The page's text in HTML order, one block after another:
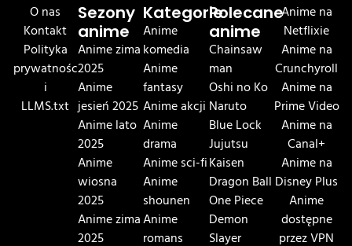
O nas
Kontakt
Polityka
prywatnośc
i
LLMS.txt
Sezony
anime
Anime zima
2025
Anime
jesień 2025
Anime lato
2025
Anime
wiosna
2025
Anime zima
2025
Kategorie
Anime
komedia
Anime
fantasy
Anime akcji
Anime
drama
Anime sci-fi
Anime
shounen
Anime
romans
Polecane
anime
Chainsaw
man
Oshi no Ko
Naruto
Blue Lock
Jujutsu
Kaisen
Dragon Ball
One Piece
Demon
Slayer
Anime na
Netflixie
Anime na
Crunchyroll
Anime na
Prime Video
Anime na
Canal+
Anime na
Disney Plus
Anime
dostępne
przez VPN